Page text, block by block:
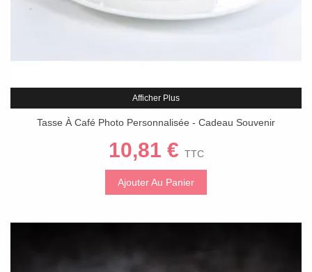
Afficher Plus
Tasse À Café Photo Personnalisée - Cadeau Souvenir
10,81 € TTC
Ajouter Au Panier